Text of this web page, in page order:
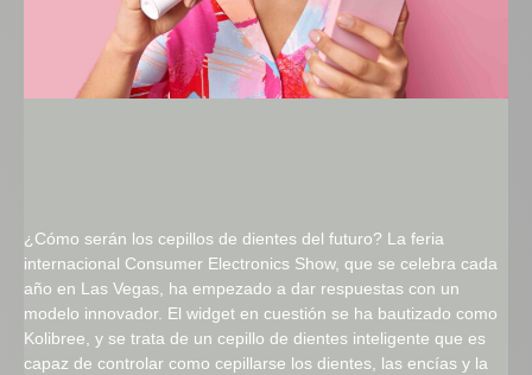
¿Cómo serán los cepillos de dientes del futuro? La feria
internacional Consumer Electronics Show, que se celebra cada
año en Las Vegas, ha empezado a dar respuestas con un
modelo innovador. El widget en cuestión se ha bautizado como
Kolibree, y se trata de un cepillo de dientes inteligente que es
capaz de controlar como cepillarse los dientes, las encías y la